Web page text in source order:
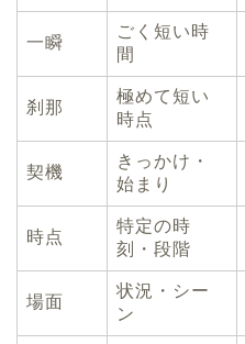
一瞬
ごく短い時
間
刹那
極めて短い
時点
契機
きっかけ・
始まり
時点
特定の時
刻・段階
場面
状況・シー
ン